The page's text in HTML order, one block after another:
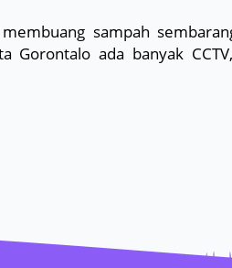
sampah
Gorontalo ada banyak